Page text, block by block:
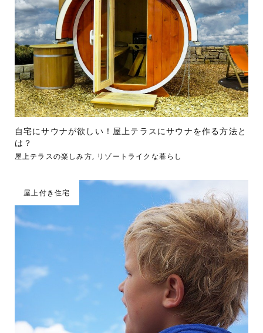
自宅にサウナが欲しい！屋上テラスにサウナを作る方法と
は？
屋上テラスの楽しみ方, リゾートライクな暮らし
屋上付き住宅